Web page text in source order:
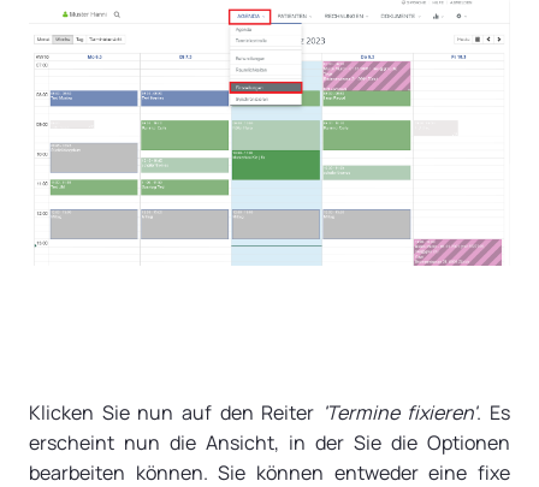
Klicken Sie nun auf den Reiter Termine fixieren'. Es
erscheint nun die Ansicht, in der Sie die Optionen
bearbeiten können. Sie können entweder eine fixe